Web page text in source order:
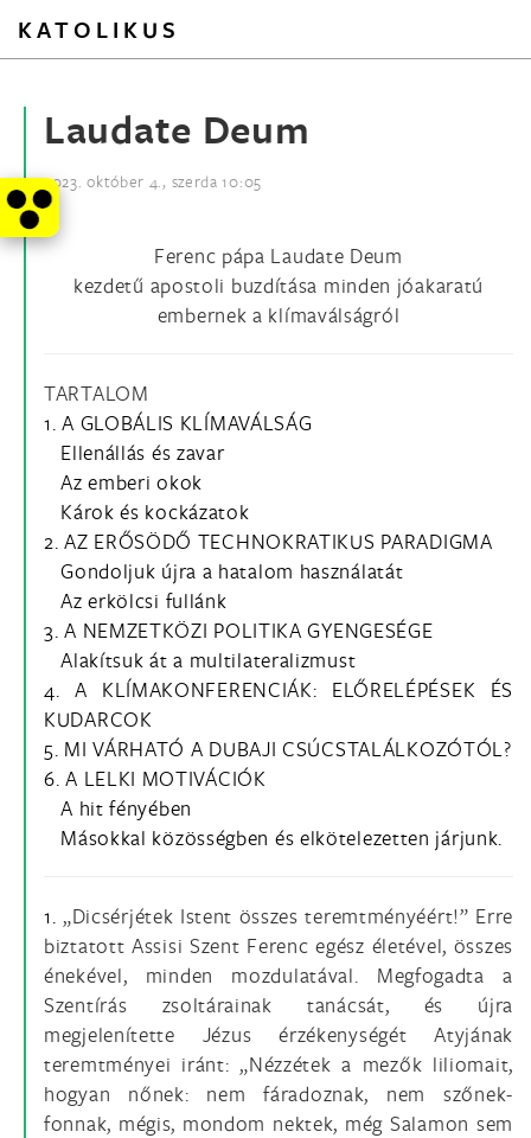
KATOLIKUS
Laudate Deum
2023. október 4., szerda 10:05
Ferenc pápa Laudate Deum
kezdetű apostoli buzdítása minden jóakaratú
embernek a klímaválságról
TARTALOM
1. A GLOBÁLIS KLÍMAVÁLSÁG
Ellenállás és zavar
Az emberi okok
Károk és kockázatok
2. AZ ERŐSÖDŐ TECHNOKRATIKUS PARADIGMA
Gondoljuk újra a hatalom használatát
Az erkölcsi fullánk
3. A NEMZETKÖZI POLITIKA GYENGESÉGE
Alakítsuk át a multilateralizmust
4. A KLÍMAKONFERENCIÁK: ELŐRELÉPÉSEK ÉS
KUDARCOK
5. MI VÁRHATÓ A DUBAJI CSÚCSTALÁLKOZÓTÓL?
6. A LELKI MOTIVÁCIÓK
A hit fényében
Másokkal közösségben és elkötelezetten járjunk.
1. „Dicsérjétek Istent összes teremtményéért!” Erre
biztatott Assisi Szent Ferenc egész életével, összes
énekével, minden mozdulatával. Megfogadta a
Szentírás zsoltárainak tanácsát, és újra
megjelenítette Jézus érzékenységét Atyjának
teremtményei iránt: „Nézzétek a mezők liliomait,
hogyan nőnek: nem fáradoznak, nem szőnek-
fonnak, mégis, mondom nektek, még Salamon sem